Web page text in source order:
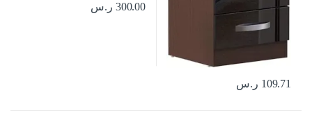
109.71 ر.س
300.00 ر.س